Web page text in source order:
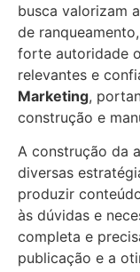
busca valorizam
de
forte autoridade
relevantes e
Marketing,
construção e
A construção da
diversas
produzir
às dúvidas e
completa e
publicação e a